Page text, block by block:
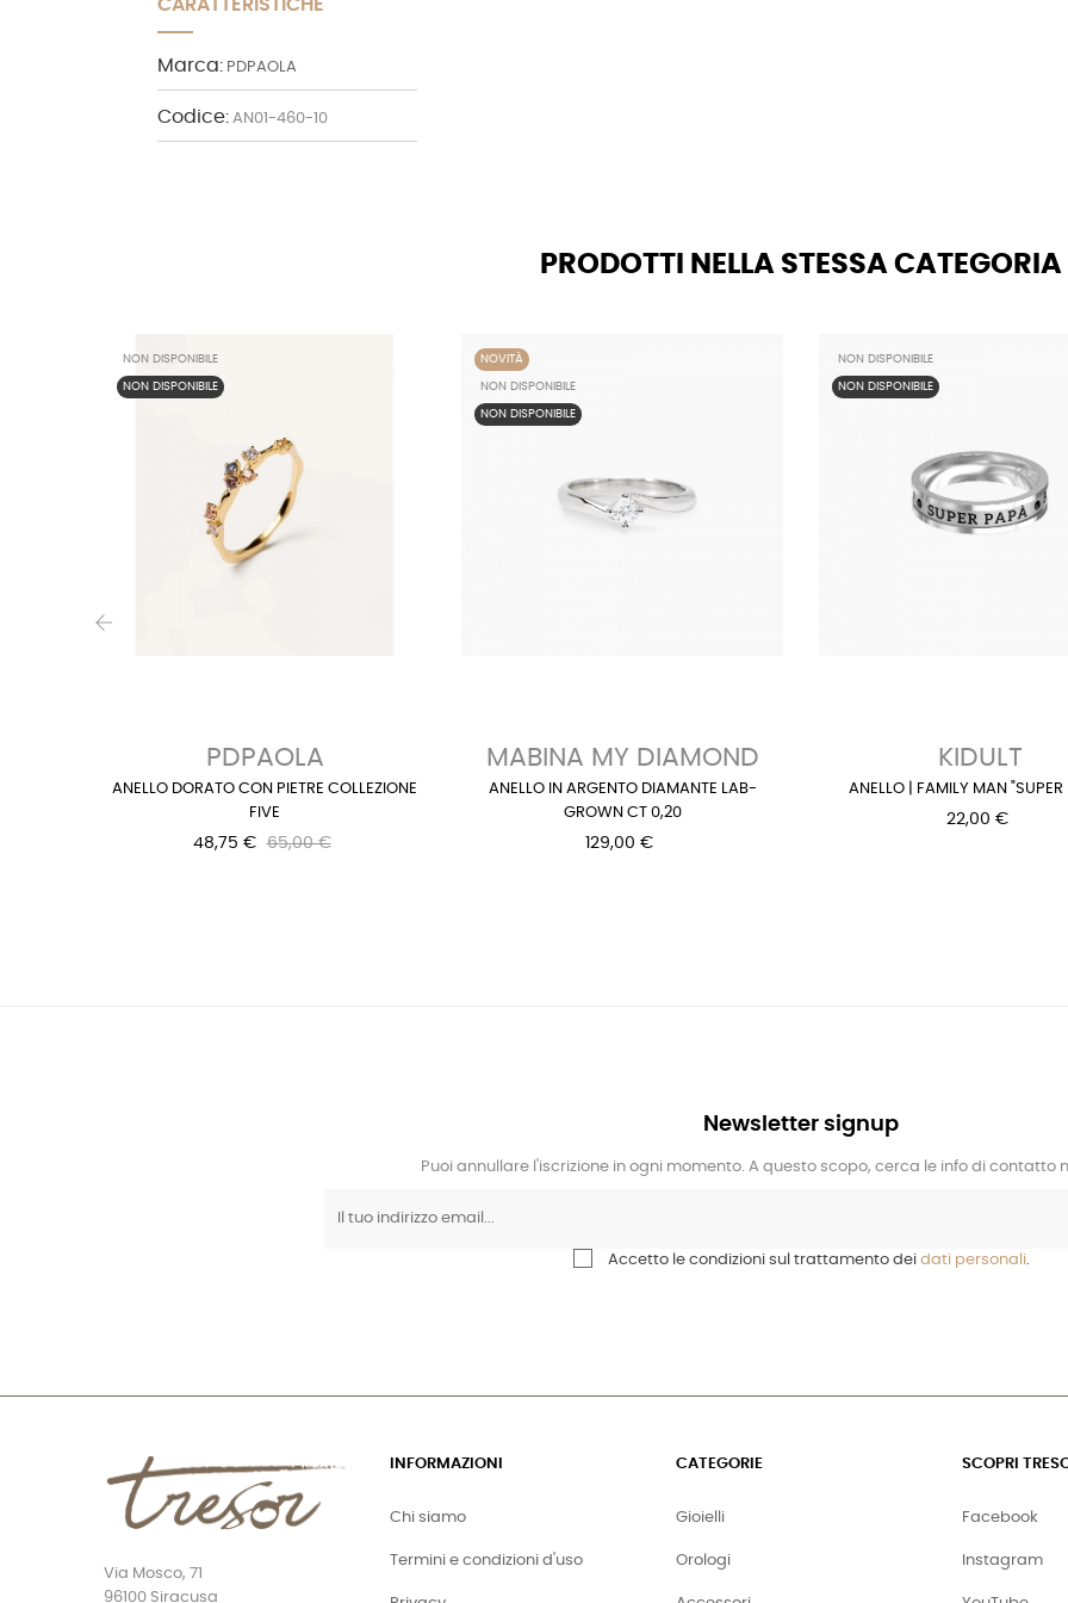
CARATTERISTICHE
Marca: PDPAOLA
Codice: AN01-460-10
PRODOTTI NELLA STESSA CATEGORIA
NON DISPONIBILE
NON DISPONIBILE
PDPAOLA
ANELLO DORATO CON PIETRE COLLEZIONE
FIVE
48,75 € 65,00 €
NOVITÀ
NON DISPONIBILE
NON DISPONIBILE
MABINA MY DIAMOND
ANELLO IN ARGENTO DIAMANTE LAB-
GROWN CT 0,20
129,00 €
NON DISPONIBILE
NON DISPONIBILE
KIDULT
ANELLO | FAMILY MAN "SUPER
22,00 €
Newsletter signup
Puoi annullare l'iscrizione in ogni momento. A questo scopo, cerca le info di contatto
Accetto le condizioni sul trattamento dei dati personali.
Via Mosco, 71
96100 Siracusa
INFORMAZIONI
Chi siamo
Termini e condizioni d'uso
CATEGORIE
Gioielli
Orologi
SCOPRI
Facebook
Instagram